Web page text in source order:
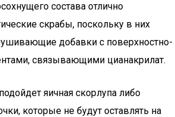
состава отлично
скрабы, поскольку в них
добавки с поверхностно-
связывающими цианакрилат.
яичная скорлупа либо
которые не будут оставлять на